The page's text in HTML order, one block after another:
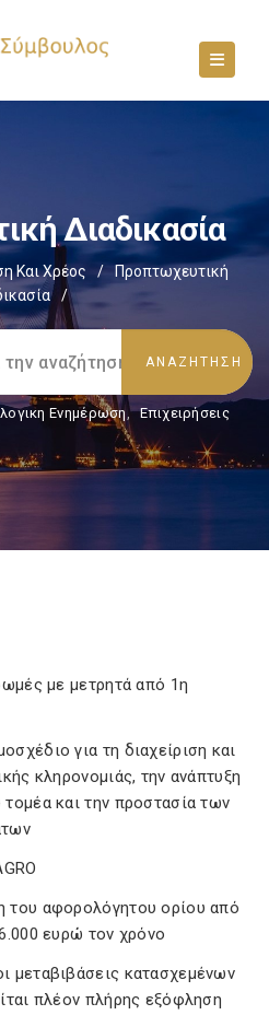
Διαδικασία
Και Χρέος /
Προπτωχευτική
/
Ενημέρωση, Επιχειρήσεις
με μετρητά από 1η
για τη διαχείριση και
κληρονομιάς, την ανάπτυξη
και την προστασία των
του αφορολόγητου ορίου από
ευρώ τον χρόνο
μεταβιβάσεις κατασχεμένων
πλέον πλήρης εξόφληση